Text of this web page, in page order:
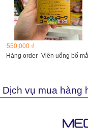
550,000 ₫
Hàng order- Viên uống bổ
Dịch vụ mua hàng